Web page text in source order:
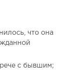
что она
с бывшим;